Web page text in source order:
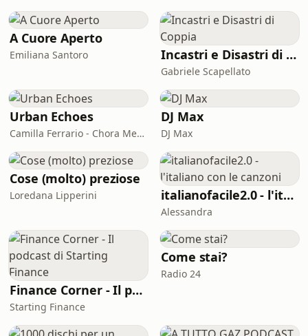
fino in
finisce lì. Anzi, è lì che comincia
davvero.Saman è un podcast in
quattro episodi che parte da un fatto
di cronaca per cercare di fare un
passo in più: raccontare come
l&#39;Italia ha
A Cuore Aperto
Emiliana Santoro Incastri e Disastri di Coppia
Gabriele Scapellato
Urban Echoes
Camilla Ferrario - Chora Media
DJ Max
DJ Max
Cose (molto) preziose
Loredana Lipperini italianofacile2.0 - l'italiano con le canzoni
Alessandra
Finance Corner - Il podcast di Starting Finance
Starting Finance
Come stai?
Radio 24